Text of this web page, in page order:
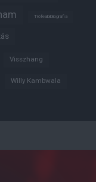
Trófeabibliográfia
Visszhang
Willy Kambwala